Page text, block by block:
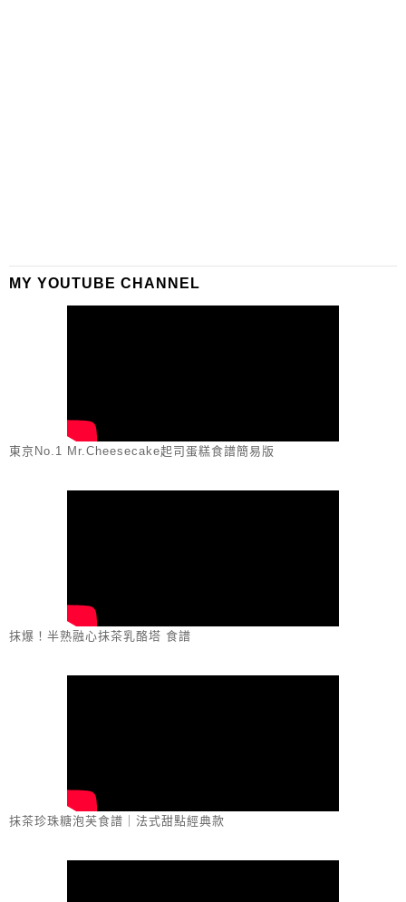
MY YOUTUBE CHANNEL
東京No.1 Mr.Cheesecake起司蛋糕食譜簡易版
抹爆！半熟融心抹茶乳酪塔 食譜
抹茶珍珠糖泡芙食譜｜法式甜點經典款